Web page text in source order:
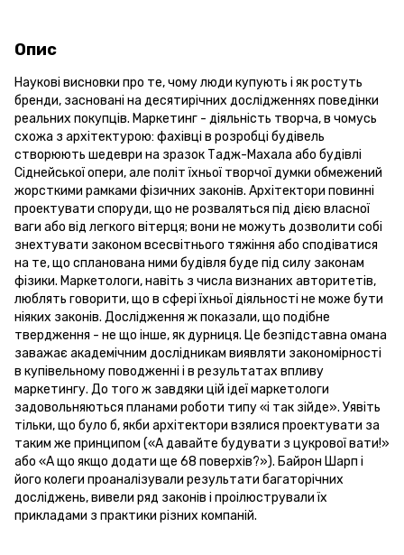
Опис
Наукові висновки про те, чому люди купують і як ростуть
бренди, засновані на десятирічних дослідженнях поведінки
реальних покупців. Маркетинг - діяльність творча, в чомусь
схожа з архітектурою: фахівці в розробці будівель
створюють шедеври на зразок Тадж-Махала або будівлі
Сіднейської опери, але політ їхньої творчої думки обмежений
жорсткими рамками фізичних законів. Архітектори повинні
проектувати споруди, що не розваляться під дією власної
ваги або від легкого вітерця; вони не можуть дозволити собі
знехтувати законом всесвітнього тяжіння або сподіватися
на те, що спланована ними будівля буде під силу законам
фізики. Маркетологи, навіть з числа визнаних авторитетів,
люблять говорити, що в сфері їхньої діяльності не може бути
ніяких законів. Дослідження ж показали, що подібне
твердження - не що інше, як дурниця. Це безпідставна омана
заважає академічним дослідникам виявляти закономірності
в купівельному поводженні і в результатах впливу
маркетингу. До того ж завдяки цій ідеї маркетологи
задовольняються планами роботи типу «і так зійде». Уявіть
тільки, що було б, якби архітектори взялися проектувати за
таким же принципом («А давайте будувати з цукрової вати!»
або «А що якщо додати ще 68 поверхів?»). Байрон Шарп і
його колеги проаналізували результати багаторічних
досліджень, вивели ряд законів і проілюстрували їх
прикладами з практики різних компаній.